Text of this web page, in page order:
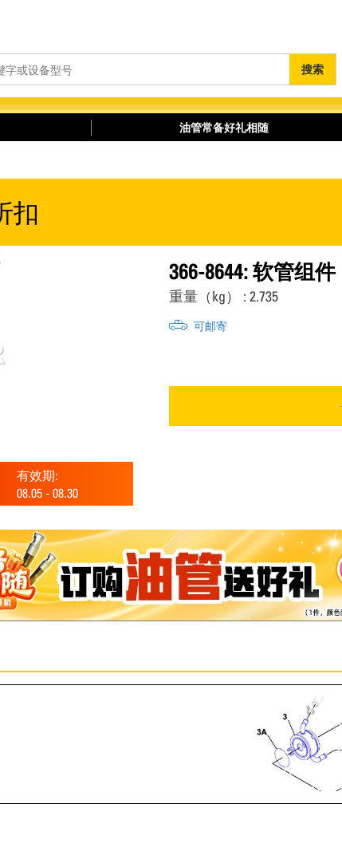
搜索
油管常备好礼相随
扣
有效期:
08.05 - 08.30
366-8644: 软管组件
重量（kg） : 2.735
可邮寄